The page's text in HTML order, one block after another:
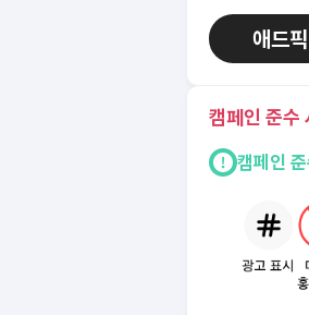
애드
캠페인 준수
캠페인